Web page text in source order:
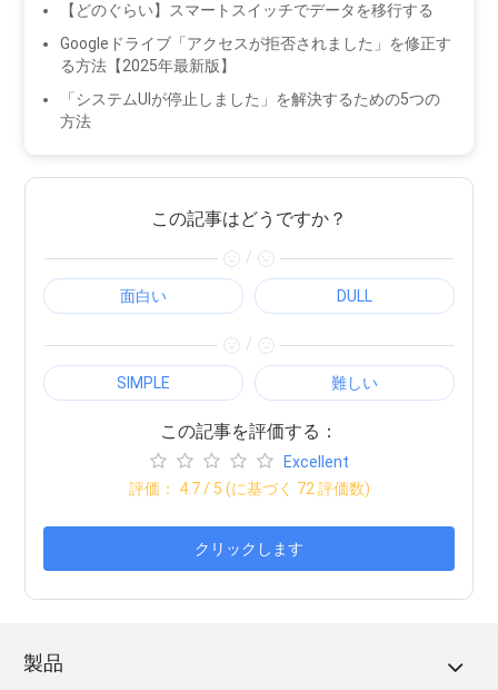
【どのぐらい】スマートスイッチでデータを移行する
Googleドライブ「アクセスが拒否されました」を修正す
る方法【2025年最新版】
「システムUIが停止しました」を解決するための5つの
方法
この記事はどうですか？
/
面白い DULL
/
SIMPLE 難しい
この記事を評価する：
Excellent
評価： 4.7/ 5 (に基づく 72 評価数)
クリックします
製品